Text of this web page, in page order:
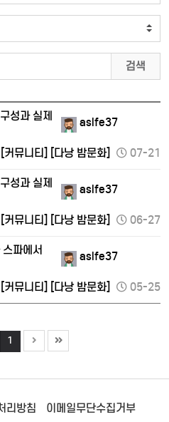
검색
성과 실제
aslfe37
[커뮤니티] [다낭 밤문화] 07-21
성과 실제
aslfe37
[커뮤니티] [다낭 밤문화] 06-27
파에서
aslfe37
[커뮤니티] [다낭 밤문화] 05-25
1
리방침 이메일무단수집거부